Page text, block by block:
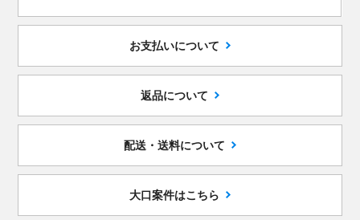
お支払いについて
返品について
配送・送料について
大口案件はこちら